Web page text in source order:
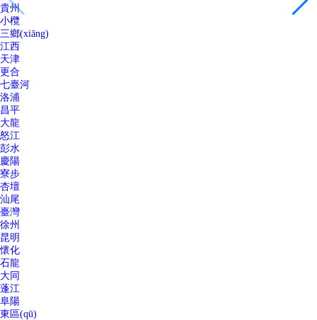
貴州
小欖
三鄉(xiāng)
江西
天津
更合
七臺河
洛浦
昌平
大龍
怒江
彭水
慶陽
寮步
杏壇
汕尾
臺灣
徐州
昆明
懷化
石龍
大同
蓬江
阜陽
東區(qū)